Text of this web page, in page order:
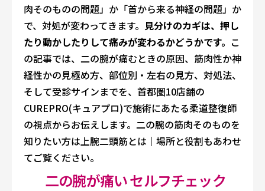
肉そのものの問題」か「首から来る神経の問題」か
で、対処が変わってきます。 見分けのカギは、押し
たり動かしたりして痛みが変わるかどうかです。 こ
の記事では、二の腕が痛むときの原因、筋肉性か神
経性かの見極め方、部位別・左右の見方、対処法、
そして受診サインまでを、首都圏10店舗の
CUREPRO(キュアプロ)で施術にあたる柔道整復師
の視点からお伝えします。二の腕の筋肉そのものを
知りたい方は上腕二頭筋とは｜場所と役割もあわせ
てご覧ください。
二の腕が痛い セルフチェック